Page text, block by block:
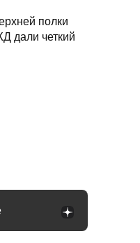
полки
дали четкий
с
рассказала
через 4 дня:
пешеходный